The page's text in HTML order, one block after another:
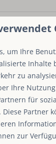
um Ihre
Inhalte
zu
Ihre
für
Partner
zur